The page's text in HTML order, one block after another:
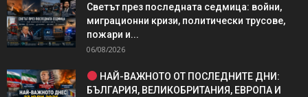
Светът през последната седмица: войни,
миграционни кризи, политически трусове,
пожари и...
06/08/2026
НАЙ-ВАЖНОТО ОТ ПОСЛЕДНИТЕ ДНИ:
БЪЛГАРИЯ, ВЕЛИКОБРИТАНИЯ, ЕВРОПА И